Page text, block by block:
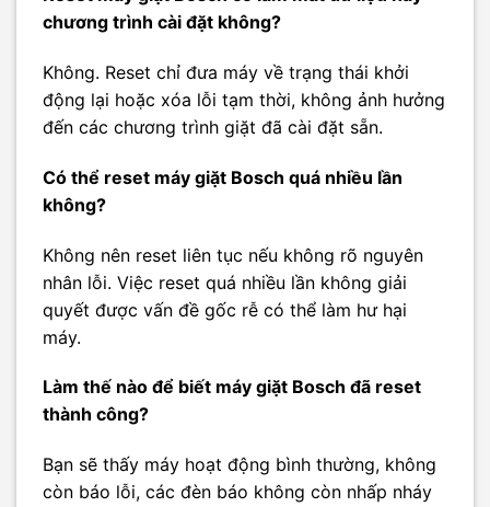
chương trình cài đặt không?
Không. Reset chỉ đưa máy về trạng thái khởi
động lại hoặc xóa lỗi tạm thời, không ảnh hưởng
đến các chương trình giặt đã cài đặt sẵn.
Có thể reset máy giặt Bosch quá nhiều lần
không?
Không nên reset liên tục nếu không rõ nguyên
nhân lỗi. Việc reset quá nhiều lần không giải
quyết được vấn đề gốc rễ có thể làm hư hại
máy.
Làm thế nào để biết máy giặt Bosch đã reset
thành công?
Bạn sẽ thấy máy hoạt động bình thường, không
còn báo lỗi, các đèn báo không còn nhấp nháy